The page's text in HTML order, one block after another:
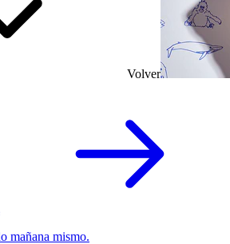
Volver
mañana mismo.